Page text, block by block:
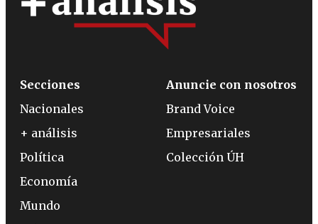
Secciones
Nacionales
+ análisis
Política
Economía
Mundo
Anuncie con nosotros
Brand Voice
Empresariales
Colección ÚH